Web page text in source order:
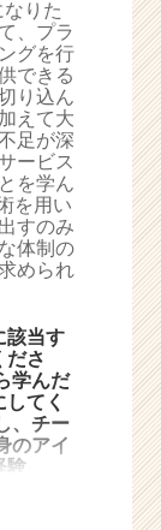
りた
、プラ
グを行
できる
り込ん
えて大
足が深
ービス
を学ん
を用い
すのみ
体制の
められ
該当す
ださ
学んだ
てく
、チー
のアイ
験